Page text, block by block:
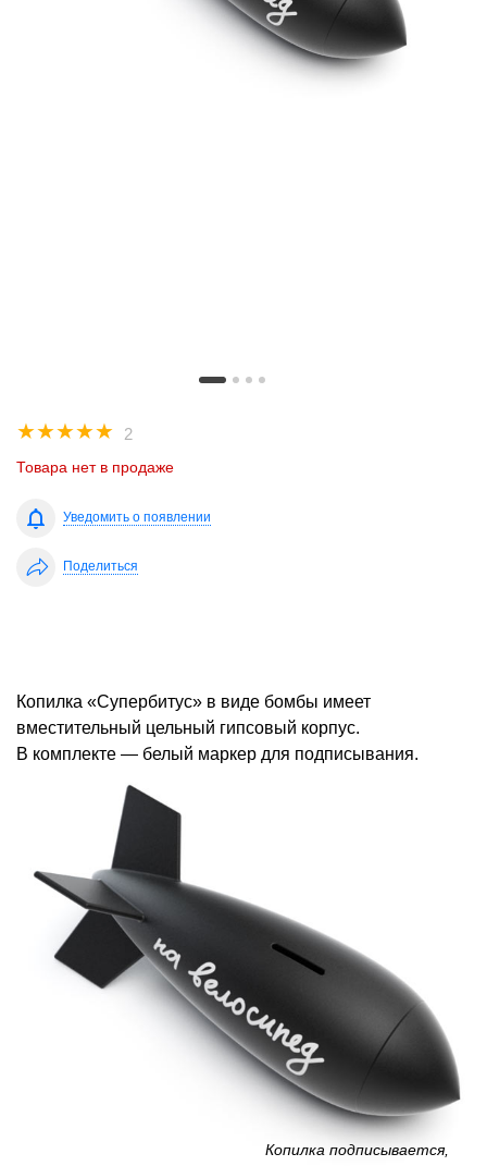
☆
☆
☆
☆
☆ 2
Товара нет в продаже
Уведомить о появлении
Поделиться
Копилка «Супербитус» в виде бомбы имеет
вместительный цельный гипсовый корпус.
В комплекте — белый маркер для подписывания.
Копилка подписывается,